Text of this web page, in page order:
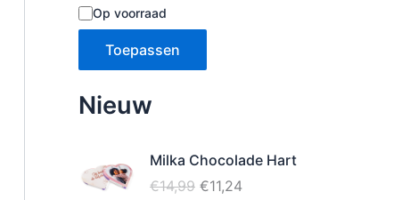
B
e
k
a
Op voorraad
Toepassen
Nieuw
Milka Chocolade Hart
€14,99 O
€11,24H